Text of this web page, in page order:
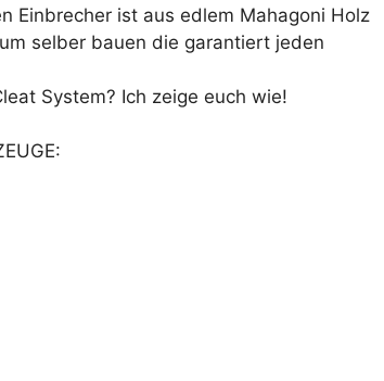
Einbrecher ist aus edlem Mahagoni Holz
selber bauen die garantiert jeden
System? Ich zeige euch wie!